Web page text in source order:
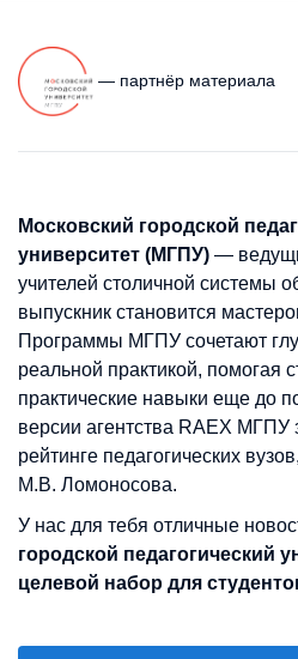
— партнёр материала
Московский городской
университет (МГПУ) —
учителей столичной системы
выпускник становится
Программы МГПУ сочетают
реальной практикой, помогая
практические навыки еще до
версии агентства RAEX МГПУ
рейтинге педагогических
М.В. Ломоносова.
У нас для тебя отличные
городской педагогический
целевой набор для